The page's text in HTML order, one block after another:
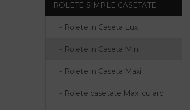
ROLETE SIMPLE CASETATE
- Rolete in Caseta Lux
- Rolete in Caseta Mini
- Rolete in Caseta Maxi
- Rolete casetate Maxi cu arc